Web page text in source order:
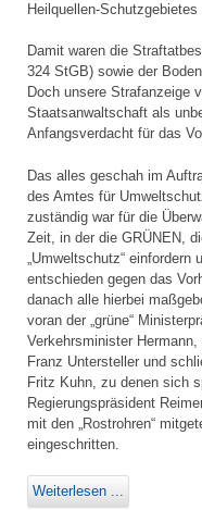
Heilquellen-
Damit waren die
324 StGB) sowie der
Doch unsere Strafanzeige
Staatsanwaltschaft als
Anfangsverdacht für das
Das alles geschah im
des Amtes für
zuständig war für die
Zeit, in der die GRÜNEN,
„Umweltschutz“
entschieden gegen das
danach alle hierbei
voran der „grüne“
Verkehrsminister
Franz Untersteller und
Fritz Kuhn, zu denen sich
Regierungspräsident
mit den „Rostrohren“
eingeschritten.
Weiterlesen ...